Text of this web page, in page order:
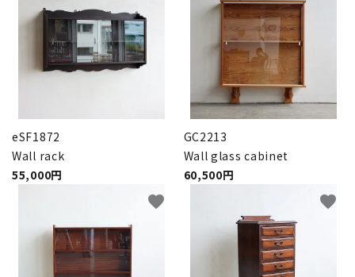
お気に入りリスト
卸販売
メンテナンスについて
ギャラリー・シーン
納品事例
eSF1872
Wall rack
55,000円
GC2213
Wall glass cabinet
60,500円
favorite favorite